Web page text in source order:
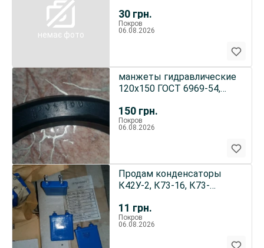
немає фото
30 грн.
Покров
06.08.2026
150 грн.
манжеты гидравлические
120х150 ГОСТ 6969-54,
6969
Покров
06.08.2026
11 грн.
Продам конденсаторы
К42У-2, К73-16, К73-
МБГО-1
Покров
06.08.2026